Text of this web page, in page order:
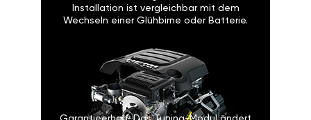
Einfache Installation: Das GAN-
Modul kann leicht von Ihnen selbst
oder in einer Autowerkstatt
eingebaut werden. Die Installation